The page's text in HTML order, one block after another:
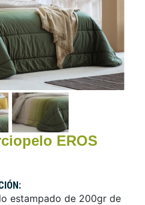
EROS
estampado de 200gr de